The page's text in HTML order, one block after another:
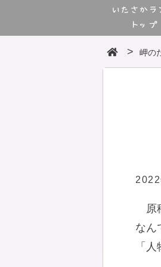
いたさかラ
トップ
岬の
原
なん
「